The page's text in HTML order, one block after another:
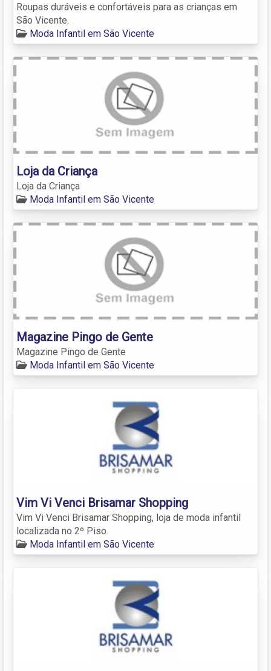
Roupas duráveis e confortáveis para as crianças em
São Vicente.
Moda Infantil em São Vicente
Loja da Criança
Loja da Criança
Moda Infantil em São Vicente
Magazine Pingo de Gente
Magazine Pingo de Gente
Moda Infantil em São Vicente
Vim Vi Venci Brisamar Shopping
Vim Vi Venci Brisamar Shopping, loja de moda infantil
localizada no 2º Piso.
Moda Infantil em São Vicente